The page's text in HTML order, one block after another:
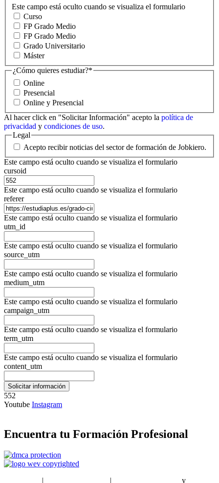
Este campo está oculto cuando se visualiza el formulario
Curso
FP Grado Medio
FP Grado Medio
Grado Universitario
Máster
¿Cómo quieres estudiar?*
Online
Presencial
Online y Presencial
Al hacer click en "Solicitar Información" acepto la política de
privacidad y condiciones de uso.
Legal
Acepto recibir noticias del sector de formación de Jobkiero.
Este campo está oculto cuando se visualiza el formulario
cursoid
Este campo está oculto cuando se visualiza el formulario
referer
Este campo está oculto cuando se visualiza el formulario
utm_id
Este campo está oculto cuando se visualiza el formulario
source_utm
Este campo está oculto cuando se visualiza el formulario
medium_utm
Este campo está oculto cuando se visualiza el formulario
campaign_utm
Este campo está oculto cuando se visualiza el formulario
term_utm
Este campo está oculto cuando se visualiza el formulario
content_utm
552
Youtube Instagram
Encuentra tu Formación Profesional
| | y